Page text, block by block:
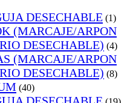
DESECHABLE (1)
(MARCAJE/ARPON
DESECHABLE) (4)
(MARCAJE/ARPON
DESECHABLE) (8)
(40)